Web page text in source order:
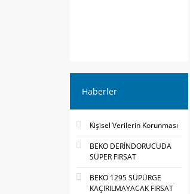
Haberler
Kişisel Verilerin Korunması
BEKO DERİNDORUCUDA
SÜPER FIRSAT
BEKO 1295 SÜPÜRGE
KAÇIRILMAYACAK FIRSAT